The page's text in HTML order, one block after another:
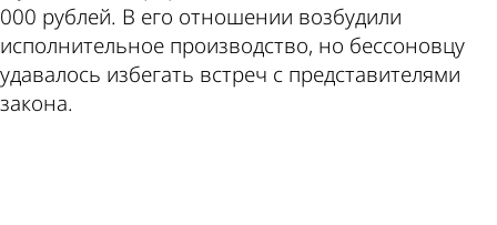
000 рублей. В его отношении возбудили
исполнительное производство, но бессоновцу
удавалось избегать встреч с представителями
закона.